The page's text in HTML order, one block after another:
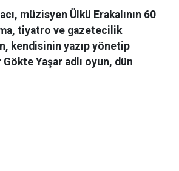
müzisyen Ülkü Erakalının 60
tiyatro ve gazetecilik
kendisinin yazıp yönetip
Gökte Yaşar adlı oyun, dün